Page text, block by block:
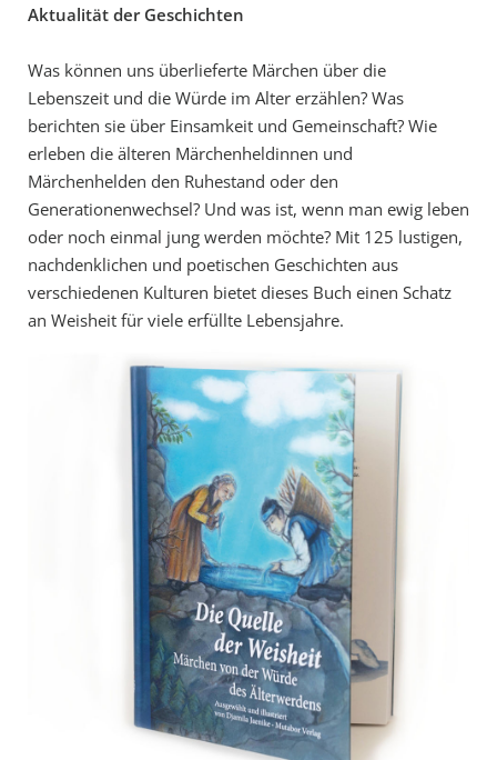
Aktualität der Geschichten
Was können uns überlieferte Märchen über die
Lebenszeit und die Würde im Alter erzählen? Was
berichten sie über Einsamkeit und Gemeinschaft? Wie
erleben die älteren Märchenheldinnen und
Märchenhelden den Ruhestand oder den
Generationenwechsel? Und was ist, wenn man ewig leben
oder noch einmal jung werden möchte? Mit 125 lustigen,
nachdenklichen und poetischen Geschichten aus
verschiedenen Kulturen bietet dieses Buch einen Schatz
an Weisheit für viele erfüllte Lebensjahre.